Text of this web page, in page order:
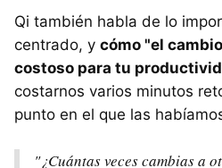
Qi también habla de lo
centrado, y cómo "el
costoso para tu
costarnos varios minutos
punto en el que las
"¿Cuántas veces cambias a